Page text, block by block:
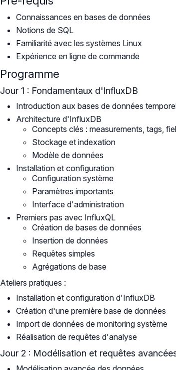
Connaissances en bases de données
Notions de SQL
Familiarité avec les systèmes Linux
Expérience en ligne de commande
Programme
Jour 1 : Fondamentaux d'InfluxDB
Introduction aux bases de données
Architecture d'InfluxDB
Concepts clés : measurements, tags,
Stockage et indexation
Modèle de données
Installation et configuration
Configuration système
Paramètres importants
Interface d'administration
Premiers pas avec InfluxQL
Création de bases de données
Insertion de données
Requêtes simples
Agrégations de base
Ateliers pratiques :
Installation et configuration d'InfluxDB
Création d'une première base de données
Import de données de monitoring système
Réalisation de requêtes d'analyse
Jour 2 : Modélisation et requêtes